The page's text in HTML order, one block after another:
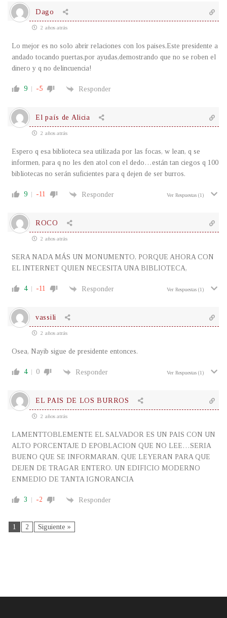
Dago
2 años atrás
Lo mejor es no solo abrir relaciones con los paises,Este presidente a
andado tocando puertas,por ayudas,demostrando que no se roben el
dinero y q no delincuencia!
9 -5 Responder
El país de Alicia
2 años atrás
Espero q esa biblioteca sea utilizada por las focas, w lean, q se
informen, para q no les den atol con el dedo…están tan ciegos q 100
bibliotecas no serán suficientes para q dejen de ser burros.
9 -11 Responder Ver Respuestas (1)
ROCO
2 años atrás
SERA NADA MÁS UN MONUMENTO, PORQUE AHORA CON
EL INTERNET QUIEN NECESITA UNA BIBLIOTECA,
4 -11 Responder Ver Respuestas (1)
vassili
2 años atrás
Osea, Nayib sigue de presidente entonces.
4 0 Responder Ver Respuestas (1)
EL PAIS DE LOS BURROS
2 años atrás
LAMENTTOBLEMENTE EL SALVADOR ES UN PAIS CON UN
ALTO PORCENTAJE D EPOBLACION QUE NO LEE…SERIA
BUENO QUE SE INFORMARAN, QUE LEYERAN PARA QUE
DEJEN DE TRAGAR ENTERO. UN EDIFICIO MODERNO
ENMEDIO DE TANTA IGNORANCIA
3 -2 Responder
1 2 Siguiente »